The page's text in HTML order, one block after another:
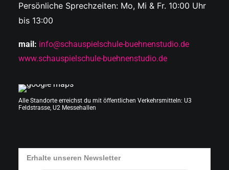
Persönliche Sprechzeiten: Mo, Mi & Fr. 10:00 Uhr
bis 13:00
mail: info@schauspielschule-buehnenstudio.de
www.schauspielschule-buehnenstudio.de
Alle Standorte erreichst du mit öffentlichen Verkehrsmitteln: U3
Feldstrasse, U2 Messehallen
Erhalte unseren Newsletter